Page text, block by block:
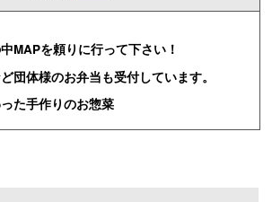
MAPを頼りに行って下さい！
団体様のお弁当も受付しています。
た手作りのお惣菜